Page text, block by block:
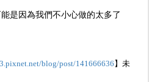
是因為我們不小心做的太多了
blog/post/141666636】未